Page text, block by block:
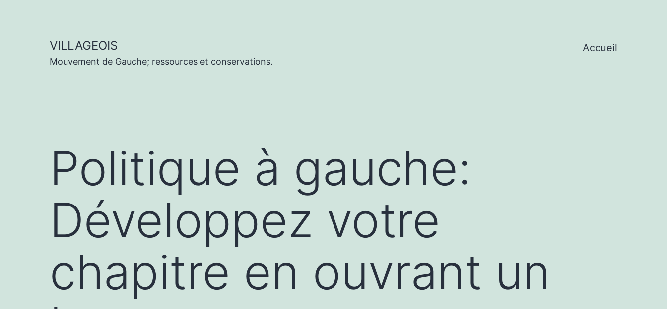
VILLAGEOIS
Mouvement de Gauche; ressources et conservations.
Accueil
Politique à gauche:
Développez votre
chapitre en ouvrant un